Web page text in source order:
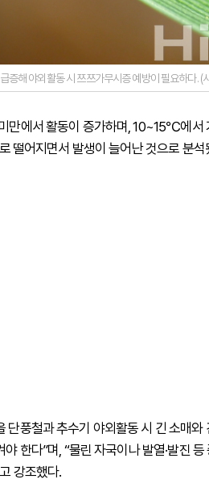
증해 야외활동 시 쯔쯔가무시증 예방이 필요하다.
에서 활동이 증가하며, 10~15℃에서
떨어지면서 발생이 늘어난 것으로 분석
단풍철과 추수기 야외활동 시 긴 소매와
한다”며, “물린 자국이나 발열·발진
강조했다.